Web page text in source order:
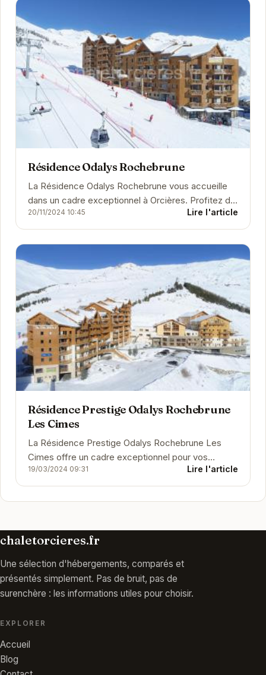
Résidence Odalys Rochebrune
La Résidence Odalys Rochebrune vous accueille
dans un cadre exceptionnel à Orcières. Profitez du
confort de ses appartements entièrement...
20/11/2024 10:45 Lire l'article
Résidence Prestige Odalys Rochebrune
Les Cimes
La Résidence Prestige Odalys Rochebrune Les
Cimes offre un cadre exceptionnel pour vos
vacances. Profitez de l'accès direct aux pistes de
ski et...
19/03/2024 09:31 Lire l'article
chaletorcieres.fr
Une sélection d'hébergements, comparés et
présentés simplement. Pas de bruit, pas de
surenchère : les informations utiles pour choisir.
EXPLORER
Accueil
Blog